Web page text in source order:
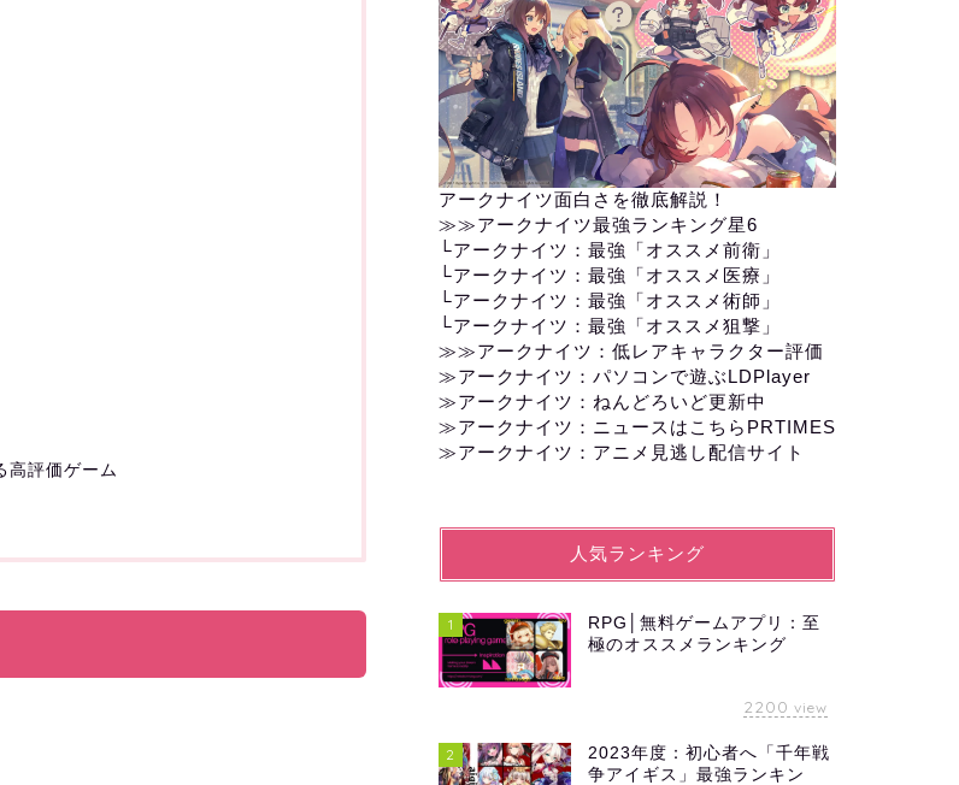
高評価ゲーム
アークナイツ面白さを徹底解説！
≫≫アークナイツ最強ランキング星6
└アークナイツ：最強「オススメ前衛」
└アークナイツ：最強「オススメ医療」
└アークナイツ：最強「オススメ術師」
└アークナイツ：最強「オススメ狙撃」
≫≫アークナイツ：低レアキャラクター評価
≫アークナイツ：パソコンで遊ぶLDPlayer
≫アークナイツ：ねんどろいど更新中
≫アークナイツ：ニュースはこちらPRTIMES
≫アークナイツ：アニメ見逃し配信サイト
人気ランキング
1
RPG│無料ゲームアプリ：至
極のオススメランキング
2200 view
2
2023年度：初心者へ「千年戦
争アイギス」最強ランキン